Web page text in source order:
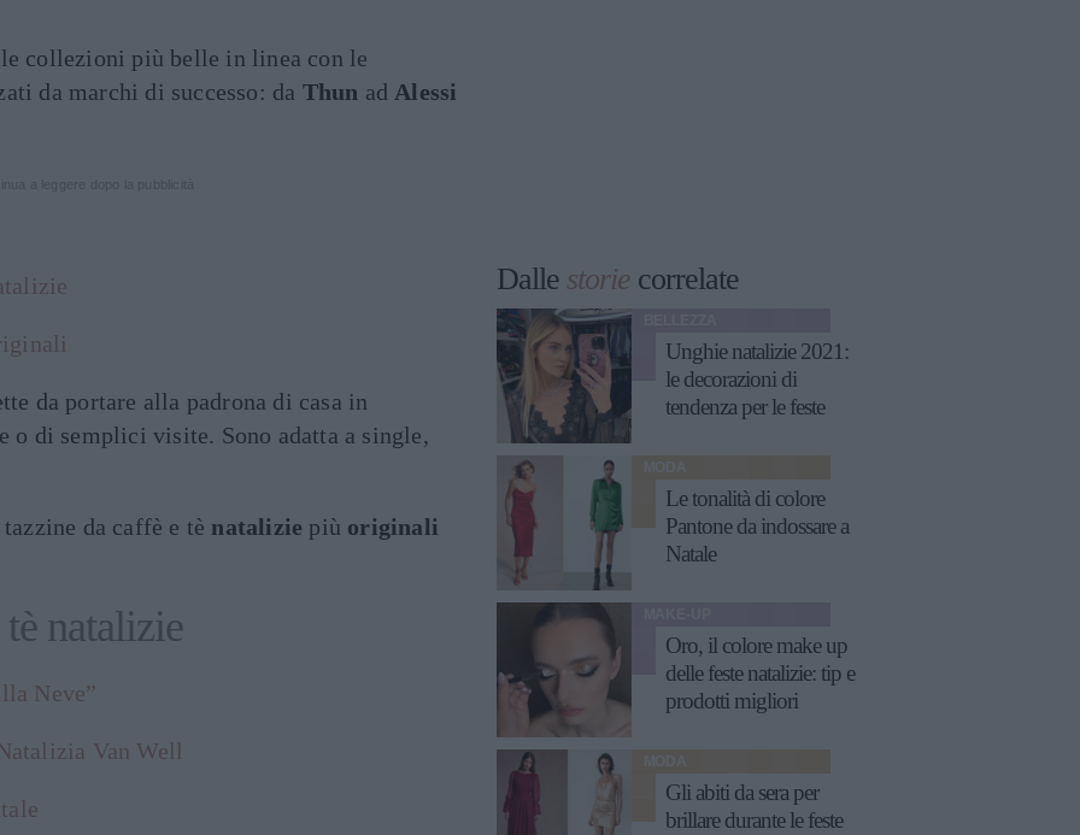
collezioni più belle in linea con le
da marchi di successo: da Thun ad Alessi
da portare alla padrona di casa in
o di semplici visite. Sono adatta a single,
da caffè e tè natalizie più originali
natalizie
Neve”
Van Well
Dalle storie correlate
Unghie natalizie 2021:
le decorazioni di
tendenza per le feste
MODA
Le tonalità di colore
Pantone da indossare a
Natale
Oro, il colore make up
delle feste natalizie: tip e
prodotti migliori
MODA
Gli abiti da sera per
brillare durante le feste